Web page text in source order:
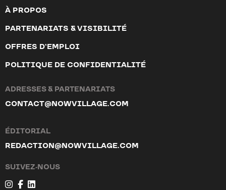
À PROPOS
PARTENARIATS & VISIBILITÉ
OFFRES D’EMPLOI
POLITIQUE DE CONFIDENTIALITÉ
ADRESSES & PARTENARIATS
CONTACT@NOWVILLAGE.COM
ÉDITORIAL
REDACTION@NOWVILLAGE.COM
SUIVEZ-NOUS